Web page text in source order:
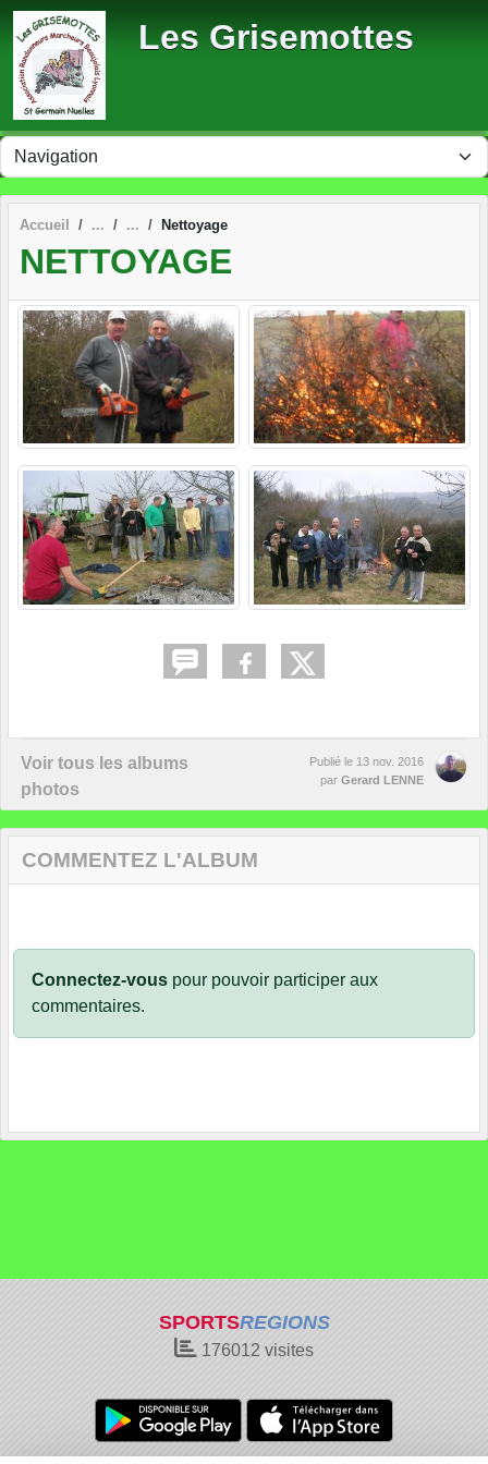
Les Grisemottes
Accueil Nettoyage
NETTOYAGE
Voir tous les albums
photos
Publié le 13 nov. 2016
par Gerard LENNE
COMMENTEZ L'ALBUM
Connectez-vous pour pouvoir participer aux
commentaires.
SPORTSREGIONS
176012 visites
Panneau de gestion des cookies